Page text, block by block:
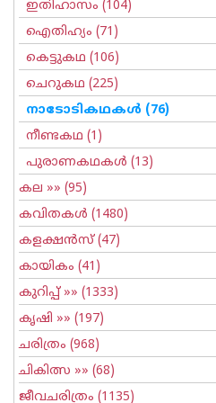
ഇതിഹാസം (104)
ഐതിഹ്യം (71)
കെട്ടുകഥ (106)
ചെറുകഥ (225)
നാടോടികഥകള്‍ (76)
നീണ്ടകഥ (1)
പുരാണകഥകള്‍ (13)
കല »» (95)
കവിതകള്‍ (1480)
കളക്ഷന്‍സ്(47)
കായികം (41)
കുറിപ്പ്‌ »» (1333)
കൃഷി »» (197)
ചരിത്രം (968)
ചികിത്സ »» (68)
ജീവചരിത്രം (1135)